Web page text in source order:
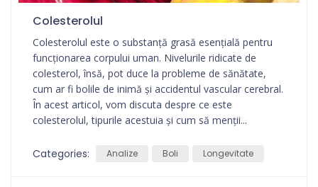
Colesterolul
Colesterolul este o substanță grasă esențială pentru
funcționarea corpului uman. Nivelurile ridicate de
colesterol, însă, pot duce la probleme de sănătate,
cum ar fi bolile de inimă și accidentul vascular cerebral.
În acest articol, vom discuta despre ce este
colesterolul, tipurile acestuia și cum să menții...
Categories: Analize Boli Longevitate